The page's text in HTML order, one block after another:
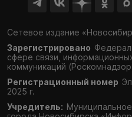
Сетевое издание
Зарегистрировано
сфере связи,
коммуникаций
Регистрационный номер
2025 г.
Учредитель: